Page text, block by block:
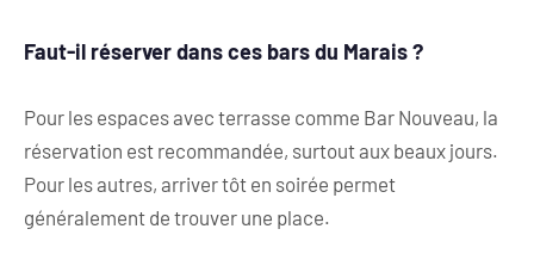
Faut-il réserver dans ces bars du Marais ?
Pour les espaces avec terrasse comme Bar Nouveau, la
réservation est recommandée, surtout aux beaux jours.
Pour les autres, arriver tôt en soirée permet
généralement de trouver une place.